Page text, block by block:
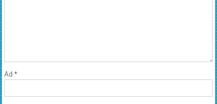
Ad *